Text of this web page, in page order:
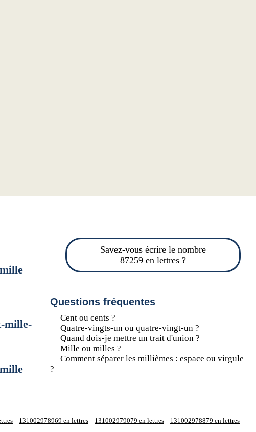
Savez-vous écrire le nombre
87259 en lettres ?
Questions fréquentes
Cent ou cents ?
Quatre-vingts-un ou quatre-vingt-un ?
Quand dois-je mettre un trait d'union ?
Mille ou milles ?
Comment séparer les millièmes : espace ou virgule
?
mille-
131002978969 en lettres 131002979079 en lettres 131002978879 en lettres